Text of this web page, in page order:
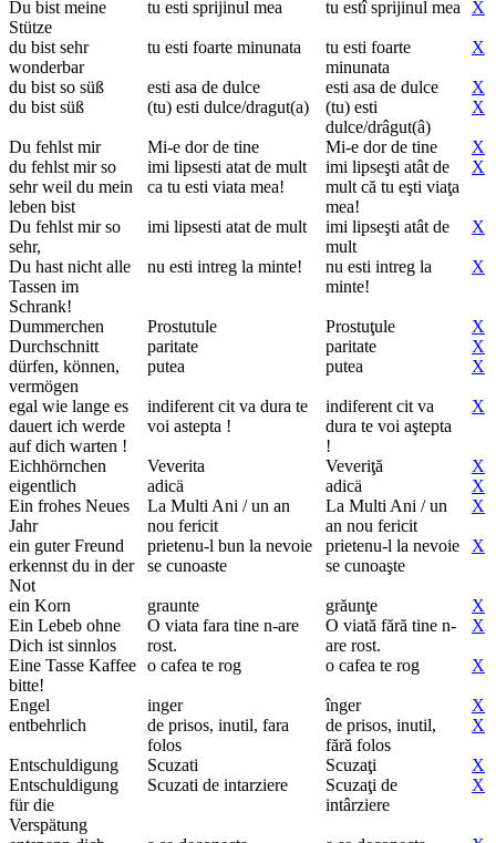
Du bist meine
Stütze
tu esti sprijinul mea tu estî sprijinul mea X
du bist sehr
wonderbar
tu esti foarte minunata
tu esti foarte
minunata
X
du bist so süß esti asa de dulce esti asa de dulce
X
du bist süß
(tu) esti dulce/dragut(a)
(tu) esti
dulce/drâgut(â)
X
Du fehlst mir Mi-e dor de tine Mi-e dor de tine
X
du fehlst mir so
sehr weil du mein
leben bist
imi lipsesti atat de mult
ca tu esti viata mea!
imi lipseşti atât de
mult că tu eşti viaţa
mea!
X
Du fehlst mir so
sehr,
imi lipsesti atat de mult
imi lipseşti atât de
mult
X
Du hast nicht alle
Tassen im
Schrank!
nu esti intreg la minte!
nu esti intreg la
minte!
X
Dummerchen Prostutule Prostuţule
X
Durchschnitt
paritate paritate
X
dürfen, können,
vermögen
putea putea X
egal wie lange es
dauert ich werde
auf dich warten !
indiferent cit va dura te
voi astepta !
indiferent cit va
dura te voi aştepta
!
X
Eichhörnchen Veverita Veveriţă
X
eigentlich
adicä adicä
X
Ein frohes Neues
Jahr
La Multi Ani / un an
nou fericit
La Multi Ani / un
an nou fericit
X
ein guter Freund
erkennst du in der
Not
prietenu-l bun la nevoie
se cunoaste
prietenu-l la nevoie
se cunoaşte
X
ein Korn graunte grăunţe
X
Ein Lebeb ohne
Dich ist sinnlos
O viata fara tine n-are
rost.
O viată fără tine n-
are rost.
X
Eine Tasse Kaffee
bitte!
o cafea te rog o cafea te rog X
Engel inger înger
X
entbehrlich
de prisos, inutil, fara
folos
de prisos, inutil,
fără folos
X
Entschuldigung Scuzati Scuzaţi
X
Entschuldigung
für die
Verspätung
Scuzati de intarziere
Scuzaţi de
intârziere
X